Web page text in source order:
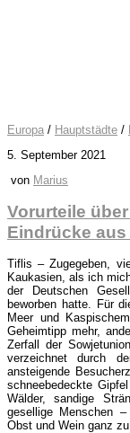
Europa / Hauptstädte /
5. September 2021
von Marius
Vorurteile
Eindrücke
Tiflis – Zugegeben,
Kaukasien, als ich
der Deutschen
beworben hatte. Für
Meer und
Geheimtipp mehr,
Zerfall der
verzeichnet durch
ansteigende
schneebedeckte
Wälder, sandige
gesellige Menschen
Obst und Wein ganz